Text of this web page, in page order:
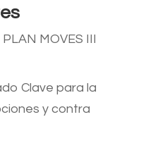
MOVES III
Clave para la
y contra